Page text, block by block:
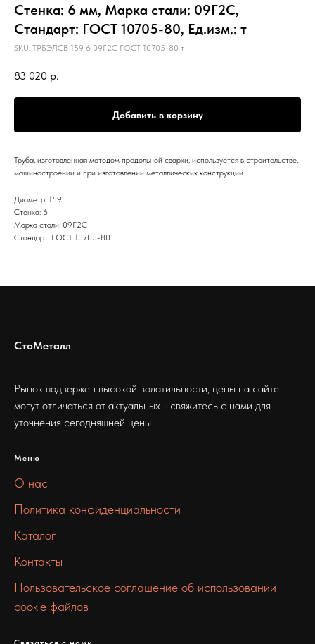
Стенка: 6 мм, Марка стали: 09Г2С,
Стандарт: ГОСТ 10705-80, Ед.изм.: т
SKU: ТРБЭЛСВ 159 6 09Г2С ГОСТ 10705-80 т
83 020 р.
Добавить в корзину
Труба, изготовленная методом продольной сварки, используется в строительстве,
машиностроении и при изготовлении металлических конструкций.
Диаметр: 159
Стенка: 6
Марка стали: 09Г2С
Стандарт: ГОСТ 10705-80
СтоМеталл
Рынок подвержен высокой волатильности, цены на сайте
могут отличаться от актуальных - свяжитесь с нами для
уточнения сегодняшней цены
Меню
О нас
Политика конфиденциальности
Каталог
Контакты
Пользовательское соглашение об использовании
cookie файлов